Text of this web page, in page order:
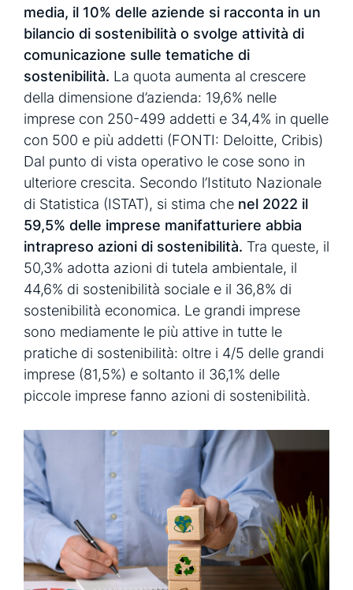
media, il 10% delle aziende si racconta in un
bilancio di sostenibilità o svolge attività di
comunicazione sulle tematiche di
sostenibilità. La quota aumenta al crescere
della dimensione d’azienda: 19,6% nelle
imprese con 250-499 addetti e 34,4% in quelle
con 500 e più addetti (FONTI: Deloitte, Cribis)
Dal punto di vista operativo le cose sono in
ulteriore crescita. Secondo l’Istituto Nazionale
di Statistica (ISTAT), si stima che nel 2022 il
59,5% delle imprese manifatturiere abbia
intrapreso azioni di sostenibilità. Tra queste, il
50,3% adotta azioni di tutela ambientale, il
44,6% di sostenibilità sociale e il 36,8% di
sostenibilità economica. Le grandi imprese
sono mediamente le più attive in tutte le
pratiche di sostenibilità: oltre i 4/5 delle grandi
imprese (81,5%) e soltanto il 36,1% delle
piccole imprese fanno azioni di sostenibilità.